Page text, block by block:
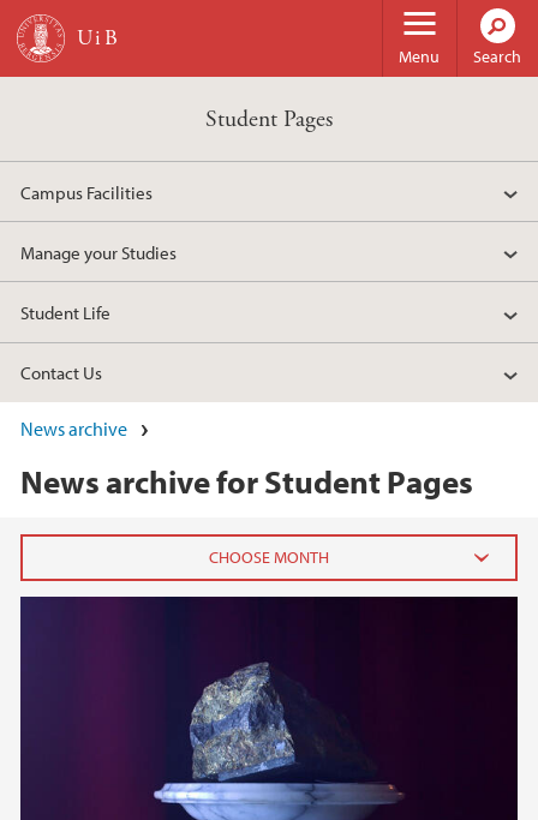
Skip to main content
Menu Search
Student Pages
Campus Facilities
Manage your Studies
Student Life
Contact Us
News archive
News archive for Student Pages
September (1)
2023
2022